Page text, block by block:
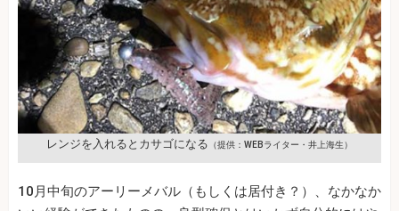
レンジを入れるとカサゴになる （提供：WEBライター・井上海生）
10月中旬のアーリーメバル（もしくは居付き？）、なかなか